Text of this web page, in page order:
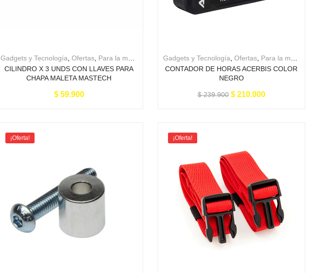
Gadgets y Tecnología ,Ofertas Para la moto
CILINDRO X 3 UNDS CON LLAVES PARA
CHAPA MALETA MASTECH
$59.900
Gadgets y Tecnología Ofertas, Para la moto
CONTADOR DE HORAS ACERBIS COLOR
NEGRO
$239.900 $210.000
¡Oferta! ¡Oferta!